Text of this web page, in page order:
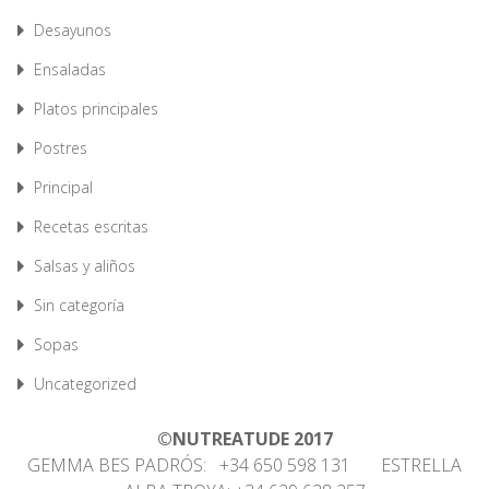
Desayunos
Ensaladas
Platos principales
Postres
Principal
Recetas escritas
Salsas y aliños
Sin categoría
Sopas
Uncategorized
©NUTREATUDE 2017
GEMMA BES PADRÓS: +34 650 598 131 ESTRELLA